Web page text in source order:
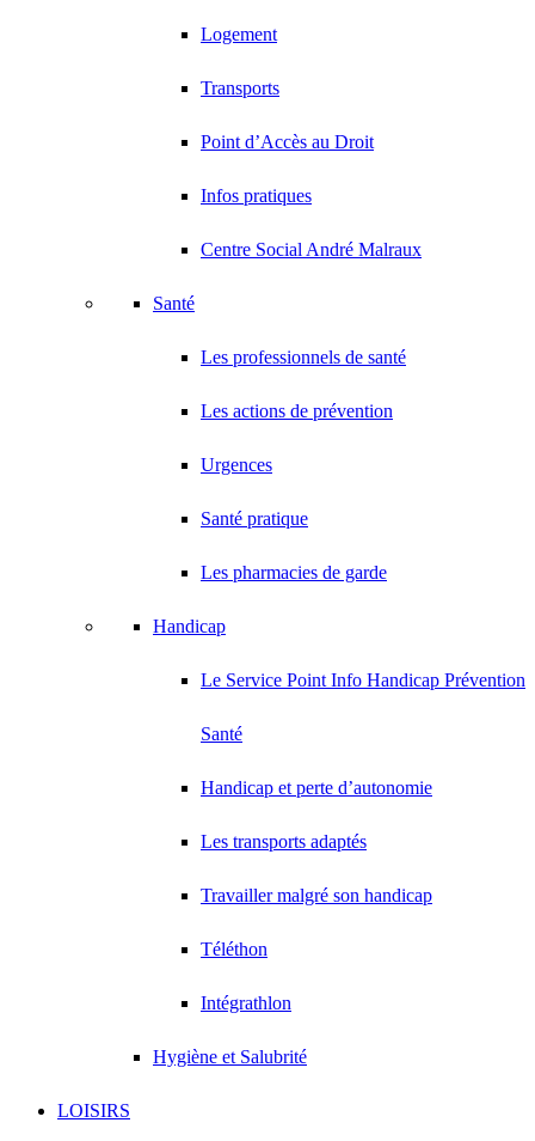
Logement
Transports
Point d’Accès au Droit
Infos pratiques
Centre Social André Malraux
Santé
Les professionnels de santé
Les actions de prévention
Urgences
Santé pratique
Les pharmacies de garde
Handicap
Le Service Point Info Handicap Prévention
Santé
Handicap et perte d’autonomie
Les transports adaptés
Travailler malgré son handicap
Téléthon
Intégrathlon
Hygiène et Salubrité
LOISIRS